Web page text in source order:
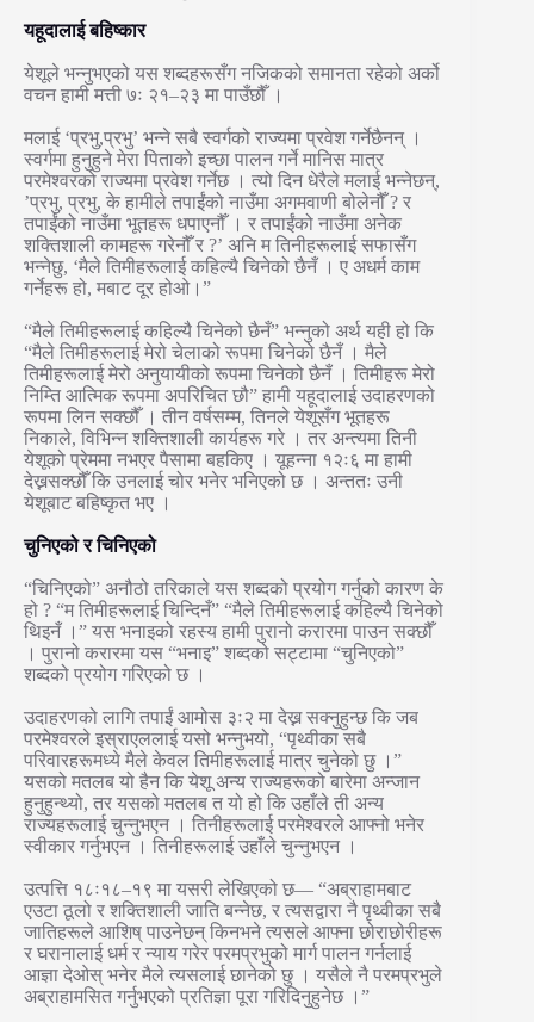
यहूदालाई बहिष्कार
येशूले भन्नुभएको यस शब्दहरूसँग नजिकको समानता रहेको अर्को
वचन हामी मत्ती ७ः २१–२३ मा पाउँछौँ ।
मलाई ‘प्रभु,प्रभु’ भन्ने सबै स्वर्गको राज्यमा प्रवेश गर्नेछैनन् ।
स्वर्गमा हुनुहुने मेरा पिताको इच्छा पालन गर्ने मानिस मात्र
परमेश्वरको राज्यमा प्रवेश गर्नेछ । त्यो दिन धेरैले मलाई भन्नेछन्,
’प्रभु, प्रभु, के हामीले तपाईंको नाउँमा अगमवाणी बोलेनौँ ? र
तपाईंको नाउँमा भूतहरू धपाएनौँ । र तपाईंको नाउँमा अनेक
शक्तिशाली कामहरू गरेनौँ र ?’ अनि म तिनीहरूलाई सफासँग
भन्नेछु, ‘मैले तिमीहरूलाई कहिल्यै चिनेको छैनँ । ए अधर्म काम
गर्नेहरू हो, मबाट दूर होओ।”
“मैले तिमीहरूलाई कहिल्यै चिनेको छैनँ” भन्नुको अर्थ यही हो कि
“मैले तिमीहरूलाई मेरो चेलाको रूपमा चिनेको छैनँ । मैले
तिमीहरूलाई मेरो अनुयायीको रूपमा चिनेको छैनँ । तिमीहरू मेरो
निम्ति आत्मिक रूपमा अपरिचित छौ” हामी यहूदालाई उदाहरणको
रूपमा लिन सक्छौँ । तीन वर्षसम्म, तिनले येशूसँग भूतहरू
निकाले, विभिन्न शक्तिशाली कार्यहरू गरे । तर अन्त्यमा तिनी
येशूको प्रेममा नभएर पैसामा बहकिए । यूहन्ना १२ः६ मा हामी
देख्नसक्छौँ कि उनलाई चोर भनेर भनिएको छ । अन्ततः उनी
येशूबाट बहिष्कृत भए ।
चुनिएको र चिनिएको
“चिनिएको” अनौठो तरिकाले यस शब्दको प्रयोग गर्नुको कारण के
हो ? “म तिमीहरूलाई चिन्दिनँ” “मैले तिमीहरूलाई कहिल्यै चिनेको
थिइनँ ।” यस भनाइको रहस्य हामी पुरानो करारमा पाउन सक्छौँ
। पुरानो करारमा यस “भनाइ” शब्दको सट्टामा “चुनिएको”
शब्दको प्रयोग गरिएको छ ।
उदाहरणको लागि तपाईं आमोस ३ः२ मा देख्न सक्नुहुन्छ कि जब
परमेश्वरले इस्राएललाई यसो भन्नुभयो, “पृथ्वीका सबै
परिवारहरूमध्ये मैले केवल तिमीहरूलाई मात्र चुनेको छु ।”
यसको मतलब यो हैन कि येशू अन्य राज्यहरूको बारेमा अन्जान
हुनुहुन्थ्यो, तर यसको मतलब त यो हो कि उहाँले ती अन्य
राज्यहरूलाई चुन्नुभएन । तिनीहरूलाई परमेश्वरले आफ्नो भनेर
स्वीकार गर्नुभएन । तिनीहरूलाई उहाँले चुन्नुभएन ।
उत्पत्ति १८ः१८–१९ मा यसरी लेखिएको छ— “अब्राहामबाट
एउटा ठूलो र शक्तिशाली जाति बन्नेछ, र त्यसद्वारा नै पृथ्वीका सबै
जातिहरूले आशिष् पाउनेछन् किनभने त्यसले आफ्ना छोराछोरीहरू
र घरानालाई धर्म र न्याय गरेर परमप्रभुको मार्ग पालन गर्नलाई
आज्ञा देओस् भनेर मैले त्यसलाई छानेको छु । यसैले नै परमप्रभुले
अब्राहामसित गर्नुभएको प्रतिज्ञा पूरा गरिदिनुहुनेछ ।”